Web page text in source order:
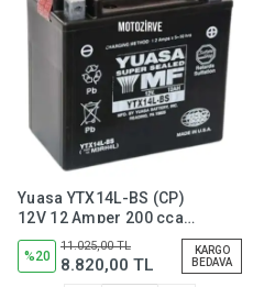
Yuasa YTX14L-BS (CP)
12V 12 Amper 200 cca
Bakım Gerektirmeyen
Motosiklet Aküsü,
ytx14Lbs
%20
11.025,00 TL
8.820,00 TL
KARGO
BEDAVA